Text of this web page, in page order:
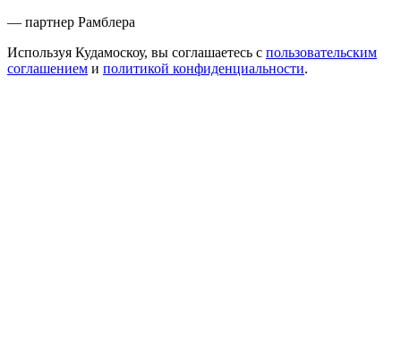
— партнер Рамблера
Используя Кудамоскоу, вы соглашаетесь с пользовательским
соглашением и политикой конфиденциальности.